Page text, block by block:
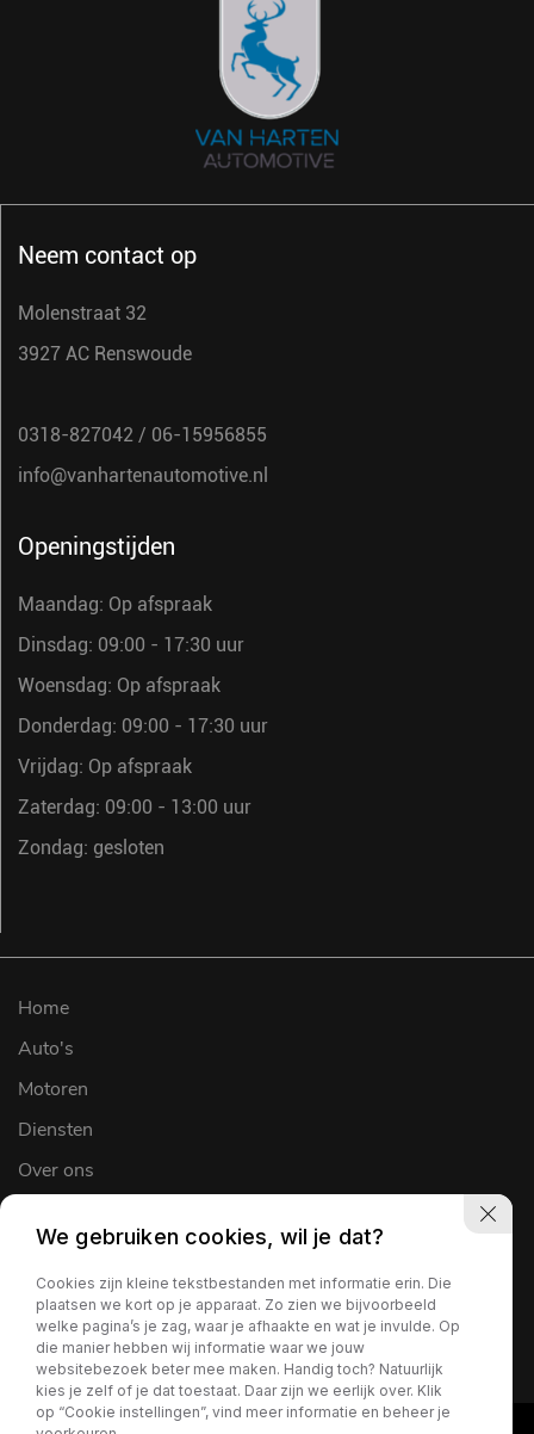
Neem contact op
Molenstraat 32
3927 AC Renswoude
0318-827042 / 06-15956855
info@vanhartenautomotive.nl
Openingstijden
Maandag: Op afspraak
Dinsdag: 09:00 - 17:30 uur
Woensdag: Op afspraak
Donderdag: 09:00 - 17:30 uur
Vrijdag: Op afspraak
Zaterdag: 09:00 - 13:00 uur
Zondag: gesloten
Home
Auto's
Motoren
Diensten
Over ons
Verkocht
Contact
We gebruiken cookies, wil je dat?
Cookies zijn kleine tekstbestanden met informatie erin. Die
plaatsen we kort op je apparaat. Zo zien we bijvoorbeeld
welke pagina’s je zag, waar je afhaakte en wat je invulde. Op
die manier hebben wij informatie waar we jouw
websitebezoek beter mee maken. Handig toch? Natuurlijk
kies je zelf of je dat toestaat. Daar zijn we eerlijk over. Klik
op “Cookie instellingen”, vind meer informatie en beheer je